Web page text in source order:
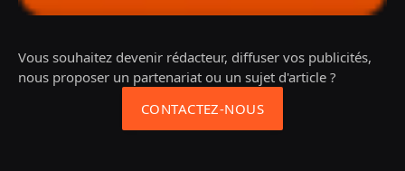
Vous souhaitez devenir rédacteur, diffuser vos publicités,
nous proposer un partenariat ou un sujet d'article ?
CONTACTEZ-NOUS